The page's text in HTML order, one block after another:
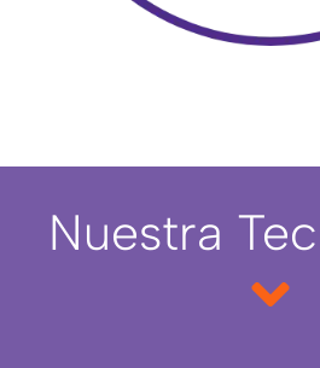
Nuestra